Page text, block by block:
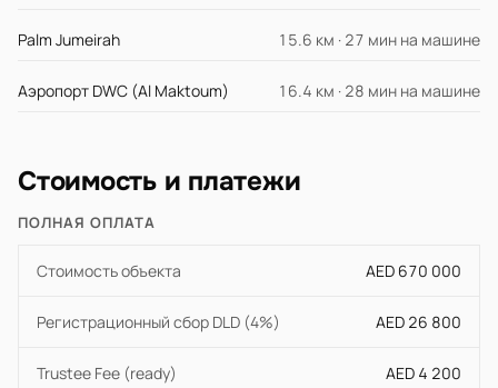
Palm Jumeirah 15.6 км · 27 мин на машине
Аэропорт DWC (Al Maktoum) 16.4 км · 28 мин на машине
Стоимость и платежи
ПОЛНАЯ ОПЛАТА
Стоимость объекта AED 670 000
Регистрационный сбор DLD (4%) AED 26 800
Trustee Fee (ready) AED 4 200